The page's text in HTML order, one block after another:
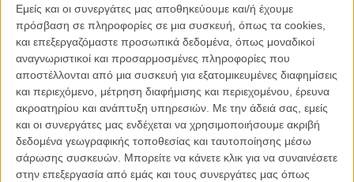
Εμείς και οι συνεργάτες μας αποθηκεύουμε και/ή έχουμε
πρόσβαση σε πληροφορίες σε μια συσκευή, όπως τα cookies,
και επεξεργαζόμαστε προσωπικά δεδομένα, όπως μοναδικοί
αναγνωριστικοί και προσαρμοσμένες πληροφορίες που
αποστέλλονται από μια συσκευή για εξατομικευμένες διαφημίσεις
και περιεχόμενο, μέτρηση διαφήμισης και περιεχομένου, έρευνα
ακροατηρίου και ανάπτυξη υπηρεσιών. Με την άδειά σας, εμείς
και οι συνεργάτες μας ενδέχεται να χρησιμοποιήσουμε ακριβή
δεδομένα γεωγραφικής τοποθεσίας και ταυτοποίησης μέσω
σάρωσης συσκευών. Μπορείτε να κάνετε κλικ για να συναινέσετε
στην επεξεργασία από εμάς και τους συνεργάτες μας όπως
Wicked
Οι φετινές υποψηφιότητες στην κατηγορία των Καλύτερων
Κοστουμιών, παρουσιάζουν ιδιαίτερο ενδιαφέρον, καθώς κάθε μία εξ
αυτών μοιάζει εντελώς ετερόκλητη σε σχέση με τις υπόλοιπες.
Μέχρι στιγμής το«Wicked»του Τζον Μ. Τσου είναι το απόλυτο
φαβορί, ενώ η υποψηφιότητα του«A Complete Unknown»του
Τζέιμς Μάγκολντ αποτελεί τη μεγαλύτερη, ίσως, έκπληξη στην
κατηγορία.